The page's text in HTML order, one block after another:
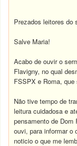
Prezados leitores do
Salve Maria!
Acabo de ouvir o
Flavigny, no qual
FSSPX e Roma, que
Não tive tempo de
leitura cuidadosa e
pensamento de Dom
ouvi, para informar o
noticio o que me